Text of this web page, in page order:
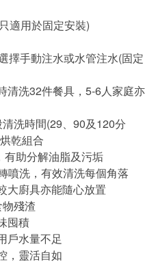
適用於固定安裝)
擇手動注水或水管注水(固定
清洗32件餐具，5-6人家庭亦
洗時間(29、90及120分
乾組合
有助分解油脂及污垢
噴洗，有效清洗每個角落
大廚具亦能隨心放置
殘渣
囤積
戶水量不足
，靈活自如